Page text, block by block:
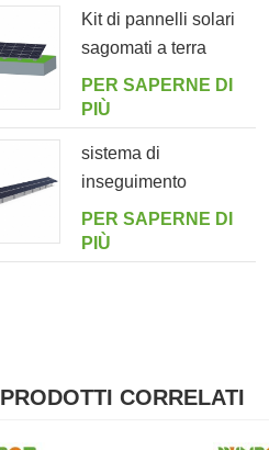
Kit di pannelli solari
sagomati a terra
PER SAPERNE DI
PIÙ
sistema di
inseguimento
orizzontale monoasse
multi-drive a doppio
ritratto
PER SAPERNE DI
PIÙ
PRODOTTI CORRELATI